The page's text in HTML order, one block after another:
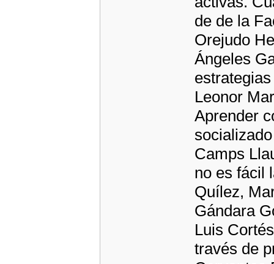
de de la
Orejudo
Ángeles
Leonor
Aprender
Camps
no es fácil
Quílez,
Gándara
Luis
través de